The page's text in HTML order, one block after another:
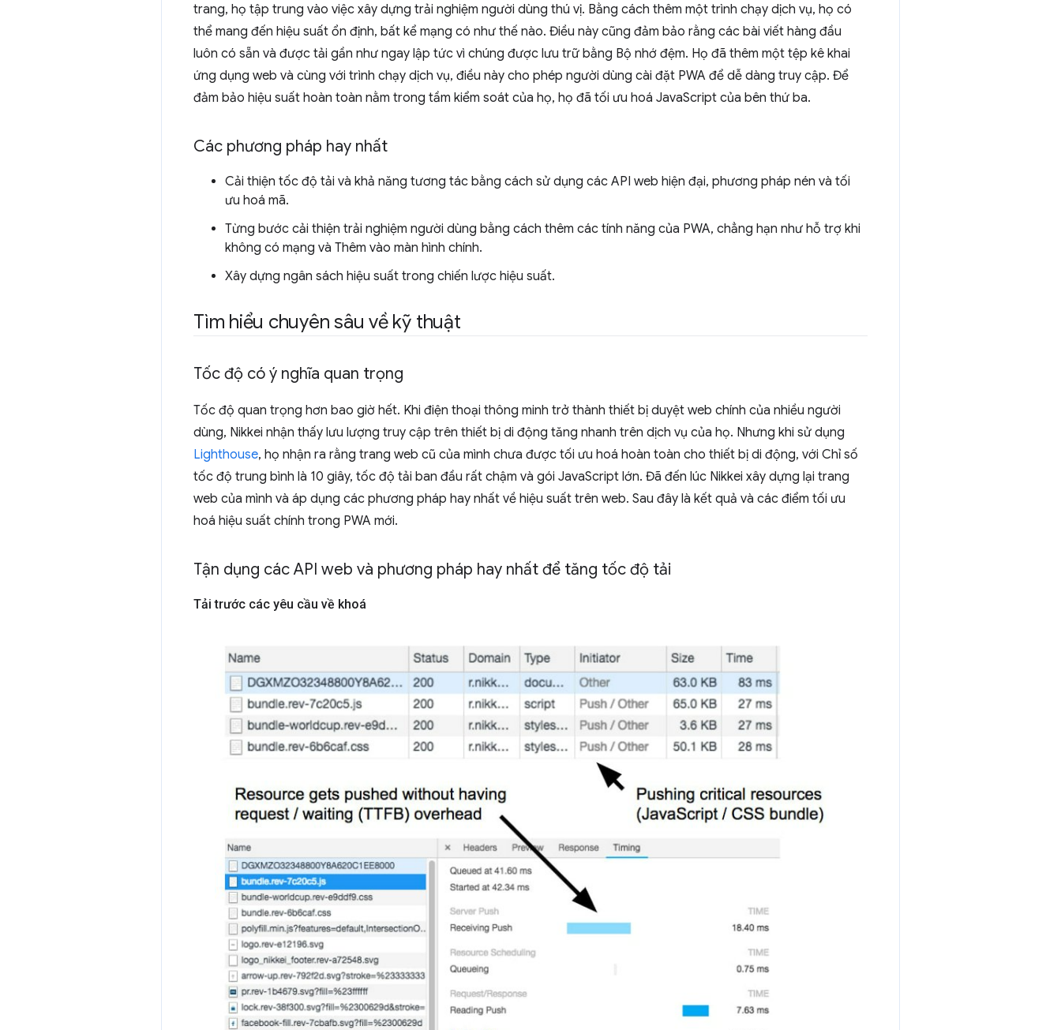
trang, họ tập trung vào việc xây dựng trải nghiệm người dùng thú vị. Bằng cách thêm một trình chạy dịch vụ, họ có
thể mang đến hiệu suất ổn định, bất kể mạng có như thế nào. Điều này cũng đảm bảo rằng các bài viết hàng đầu
luôn có sẵn và được tải gần như ngay lập tức vì chúng được lưu trữ bằng Bộ nhớ đệm. Họ đã thêm một tệp kê khai
ứng dụng web và cùng với trình chạy dịch vụ, điều này cho phép người dùng cài đặt PWA để dễ dàng truy cập. Để
đảm bảo hiệu suất hoàn toàn nằm trong tầm kiểm soát của họ, họ đã tối ưu hoá JavaScript của bên thứ ba.
Các phương pháp hay nhất
Cải thiện tốc độ tải và khả năng tương tác bằng cách sử dụng các API web hiện đại, phương pháp nén và tối
ưu hoá mã.
Từng bước cải thiện trải nghiệm người dùng bằng cách thêm các tính năng của PWA, chẳng hạn như hỗ trợ khi
không có mạng và Thêm vào màn hình chính.
Xây dựng ngân sách hiệu suất trong chiến lược hiệu suất.
Tìm hiểu chuyên sâu về kỹ thuật
Tốc độ có ý nghĩa quan trọng
Tốc độ quan trọng hơn bao giờ hết. Khi điện thoại thông minh trở thành thiết bị duyệt web chính của nhiều người
dùng, Nikkei nhận thấy lưu lượng truy cập trên thiết bị di động tăng nhanh trên dịch vụ của họ. Nhưng khi sử dụng
Lighthouse, họ nhận ra rằng trang web cũ của mình chưa được tối ưu hoá hoàn toàn cho thiết bị di động, với Chỉ số
tốc độ trung bình là 10 giây, tốc độ tải ban đầu rất chậm và gói JavaScript lớn. Đã đến lúc Nikkei xây dựng lại trang
web của mình và áp dụng các phương pháp hay nhất về hiệu suất trên web. Sau đây là kết quả và các điểm tối ưu
hoá hiệu suất chính trong PWA mới.
Tận dụng các API web và phương pháp hay nhất để tăng tốc độ tải
Tải trước các yêu cầu về khoá